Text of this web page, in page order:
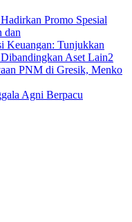
Promo Spesial
dan
Keuangan: Tunjukkan
Aset Lain2
PNM di Gresik, Menko
Agni Berpacu